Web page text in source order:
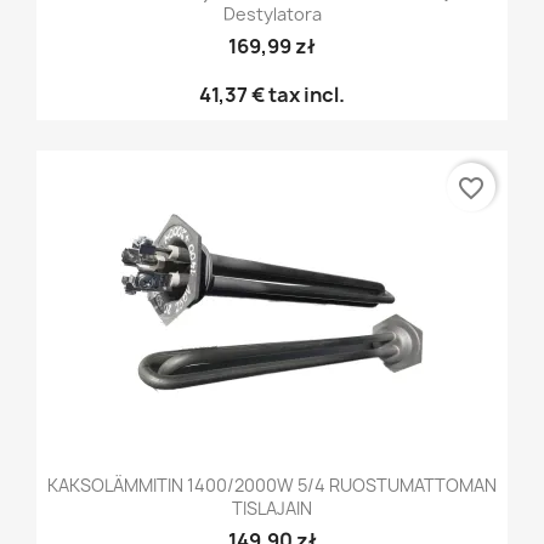
Destylatora
169,99 zł
41,37 €tax incl.
KAKSOLÄMMITIN 1400/2000W 5/4 RUOSTUMATTOMAN
TISLAJAIN
favorite_border